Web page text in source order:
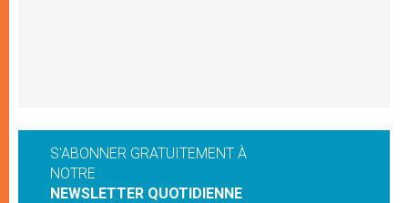
S'ABONNER GRATUITEMENT À
NOTRE
NEWSLETTER QUOTIDIENNE